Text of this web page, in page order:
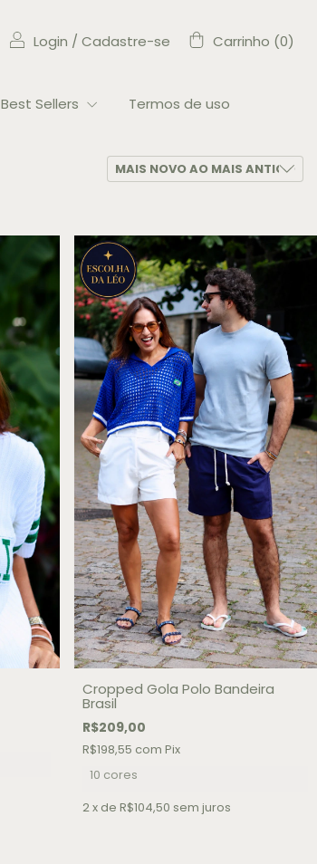
Login / Cadastre-se Carrinho (0)
Best Sellers Termos de uso
Cropped Gola Polo Bandeira
Brasil
R$209,00
R$198,55 com Pix
10 cores
2x deR$104,50 sem juros